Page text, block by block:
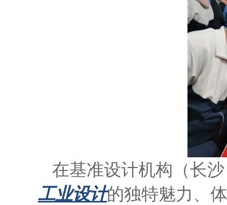
在基准设计机构（长
工业设计的独特魅力、